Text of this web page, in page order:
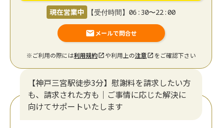
現在営業中 【受付時間】06:30〜22:00
メールで問合せ
※ご利用の際には利用規約 や利用上の注意 をご確認下さい
【神戸三宮駅徒歩3分】慰謝料を請求したい方
も、請求された方も｜ご事情に応じた解決に
向けてサポートいたします